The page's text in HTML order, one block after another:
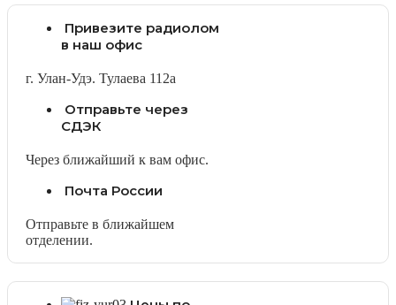
Привезите радиолом
в наш офис
г. Улан-Удэ. Тулаева 112а
Отправьте через
СДЭК
Через ближайший к вам офис.
Почта России
Отправьте в ближайшем
отделении.